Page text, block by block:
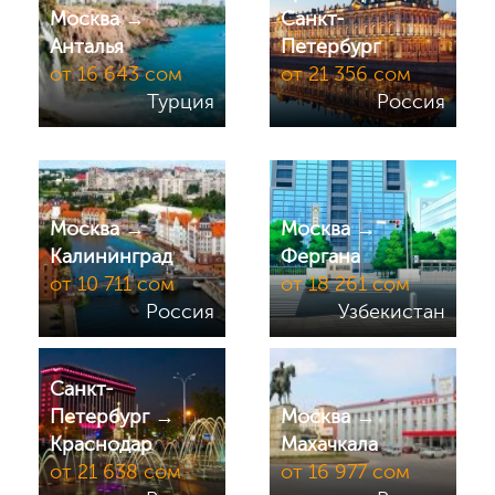
Москва →
Анталья
от 16 643 сом
Турция
Санкт-
Петербург
от 21 356 сом
Россия
Москва →
Калининград
от 10 711 сом
Россия
Москва →
Фергана
от 18 261 сом
Узбекистан
Санкт-
Петербург →
Краснодар
от 21 638 сом
Москва →
Махачкала
от 16 977 сом